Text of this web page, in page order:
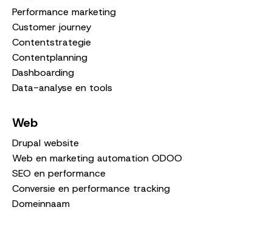
Performance marketing
Customer journey
Contentstrategie
Contentplanning
Dashboarding
Data-analyse en tools
Web
Drupal website
Web en marketing automation ODOO
SEO en performance
Conversie en performance tracking
Domeinnaam